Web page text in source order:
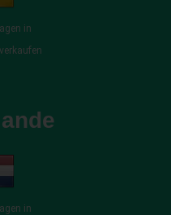
in
verkaufen
in